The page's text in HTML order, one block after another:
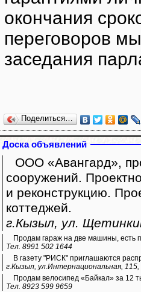
окончания
переговоров
заседания
Поделиться…
Доска объявлений
ООО «Авангард»,
сооружений.
и реконструкцию.
коттеджей.
г.Кызыл, ул.
Продам гараж на две машины, есть
Тел. 8991 502 1644
В газету "РИСК" приглашаются
г.Кызыл, ул.Интернациональная,
Продам велосипед «Байкал» за 12
Тел. 8923 599 9659